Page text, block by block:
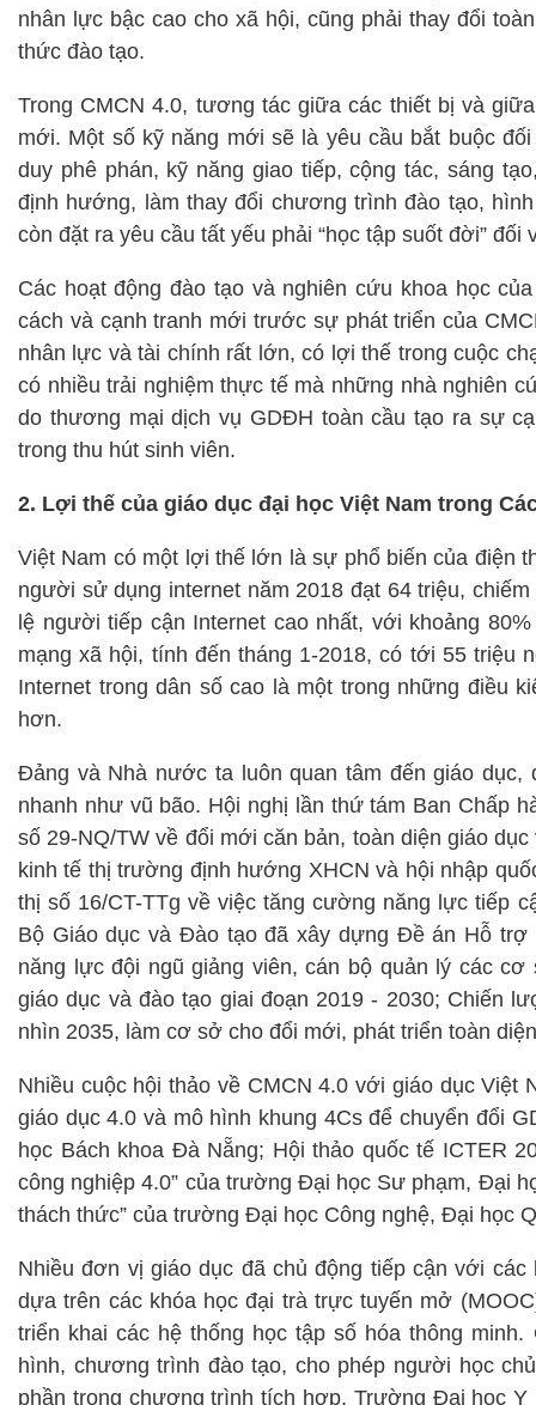
nhân lực bậc cao cho xã hội, cũng phải thay đổi
thức đào tạo.
Trong CMCN 4.0, tương tác giữa các thiết bị và
mới. Một số kỹ năng mới sẽ là yêu cầu bắt buộc
duy phê phán, kỹ năng giao tiếp, cộng tác, sáng
định hướng, làm thay đổi chương trình đào tạo,
còn đặt ra yêu cầu tất yếu phải “học tập suốt đời”
Các hoạt động đào tạo và nghiên cứu khoa học
cách và cạnh tranh mới trước sự phát triển của
nhân lực và tài chính rất lớn, có lợi thế trong cuộc
có nhiều trải nghiệm thực tế mà những nhà nghiên
do thương mại dịch vụ GDĐH toàn cầu tạo ra sự
trong thu hút sinh viên.
2. Lợi thế của giáo dục đại học Việt Nam trong
Việt Nam có một lợi thế lớn là sự phổ biến của điện
người sử dụng internet năm 2018 đạt 64 triệu,
lệ người tiếp cận Internet cao nhất, với khoảng
mạng xã hội, tính đến tháng 1-2018, có tới 55
Internet trong dân số cao là một trong những điều
hơn.
Đảng và Nhà nước ta luôn quan tâm đến giáo dục,
nhanh như vũ bão. Hội nghị lần thứ tám Ban Chấp
số 29-NQ/TW về đổi mới căn bản, toàn diện giáo
kinh tế thị trường định hướng XHCN và hội nhập
thị số 16/CT-TTg về việc tăng cường năng lực tiếp
Bộ Giáo dục và Đào tạo đã xây dựng Đề án Hỗ
năng lực đội ngũ giảng viên, cán bộ quản lý các
giáo dục và đào tạo giai đoạn 2019 - 2030; Chiến
nhìn 2035, làm cơ sở cho đổi mới, phát triển toàn
Nhiều cuộc hội thảo về CMCN 4.0 với giáo dục
giáo dục 4.0 và mô hình khung 4Cs để chuyển đổi
học Bách khoa Đà Nẵng; Hội thảo quốc tế ICTER
công nghiệp 4.0” của trường Đại học Sư phạm, Đại
thách thức” của trường Đại học Công nghệ, Đại học
Nhiều đơn vị giáo dục đã chủ động tiếp cận với
dựa trên các khóa học đại trà trực tuyến mở
triển khai các hệ thống học tập số hóa thông
hình, chương trình đào tạo, cho phép người học
phần trong chương trình tích hợp. Trường Đại học